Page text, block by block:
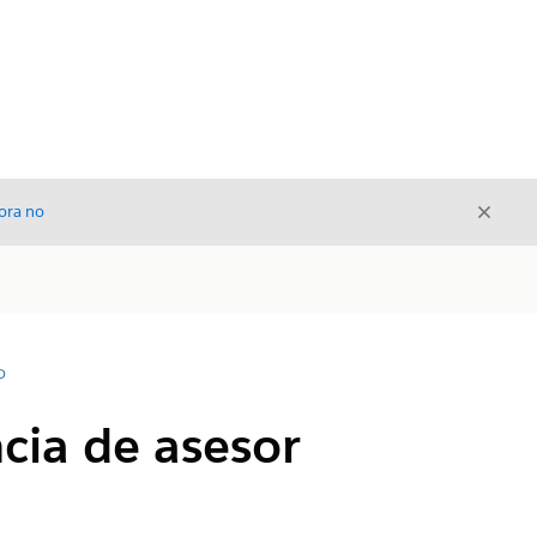
no Cerrar
de asesor